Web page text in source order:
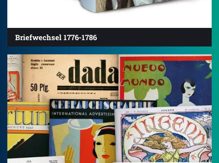
Briefwechsel 1776-1786